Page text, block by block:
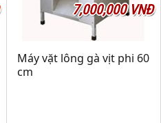
7,000,000 VNĐ
Máy vặt lông gà vịt phi 60
cm